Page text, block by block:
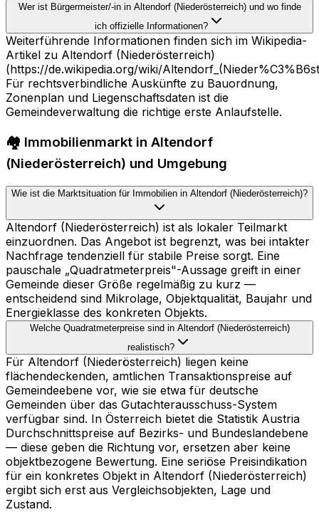
Wer ist Bürgermeister/-in in Altendorf (Niederösterreich) und wo finde
ich offizielle Informationen?
Weiterführende Informationen finden sich im Wikipedia-
Artikel zu Altendorf (Niederösterreich)
(https://de.wikipedia.org/wiki/
Für rechtsverbindliche Auskünfte zu Bauordnung,
Zonenplan und Liegenschaftsdaten ist die
Gemeindeverwaltung die richtige erste Anlaufstelle.
🏘️ Immobilienmarkt in Altendorf
(Niederösterreich) und Umgebung
Wie ist die Marktsituation für Immobilien in Altendorf (Niederösterreich)?
Altendorf (Niederösterreich) ist als lokaler Teilmarkt
einzuordnen. Das Angebot ist begrenzt, was bei intakter
Nachfrage tendenziell für stabile Preise sorgt. Eine
pauschale „Quadratmeterpreis"-Aussage greift in einer
Gemeinde dieser Größe regelmäßig zu kurz —
entscheidend sind Mikrolage, Objektqualität, Baujahr und
Energieklasse des konkreten Objekts.
Welche Quadratmeterpreise sind in Altendorf (Niederösterreich)
realistisch?
Für Altendorf (Niederösterreich) liegen keine
flächendeckenden, amtlichen Transaktionspreise auf
Gemeindeebene vor, wie sie etwa für deutsche
Gemeinden über das Gutachterausschuss-System
verfügbar sind. In Österreich bietet die Statistik Austria
Durchschnittspreise auf Bezirks- und Bundeslandebene
— diese geben die Richtung vor, ersetzen aber keine
objektbezogene Bewertung. Eine seriöse Preisindikation
für ein konkretes Objekt in Altendorf (Niederösterreich)
ergibt sich erst aus Vergleichsobjekten, Lage und
Zustand.